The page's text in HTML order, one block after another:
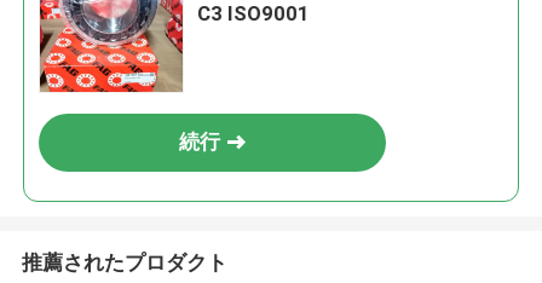
C3 ISO9001
続行
推薦されたプロダクト